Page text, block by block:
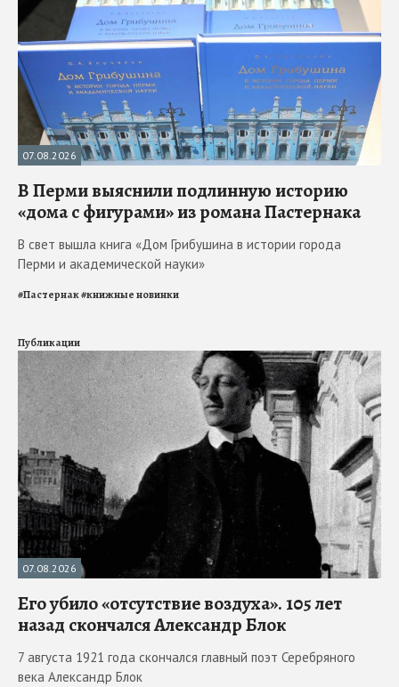
07.08.2026
В Перми выяснили подлинную историю
«дома с фигурами» из романа Пастернака
В свет вышла книга «Дом Грибушина в истории города
Перми и академической науки»
#Пастернак#книжные новинки
Публикации
07.08.2026
Его убило «отсутствие воздуха». 105 лет
назад скончался Александр Блок
7 августа 1921 года скончался главный поэт Серебряного
века Александр Блок